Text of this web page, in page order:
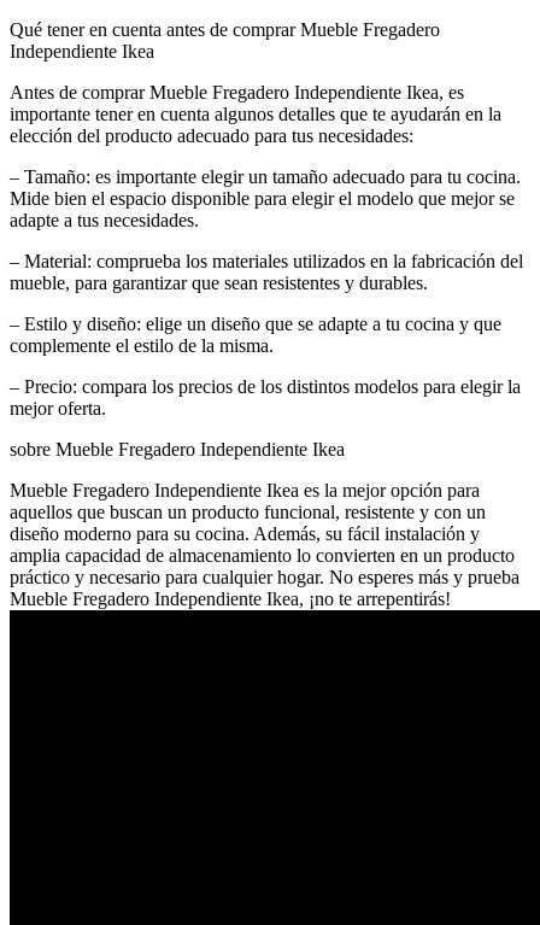
Qué tener en cuenta antes de comprar Mueble Fregadero
Independiente Ikea
Antes de comprar Mueble Fregadero Independiente Ikea, es
importante tener en cuenta algunos detalles que te ayudarán en la
elección del producto adecuado para tus necesidades:
– Tamaño: es importante elegir un tamaño adecuado para tu cocina.
Mide bien el espacio disponible para elegir el modelo que mejor se
adapte a tus necesidades.
– Material: comprueba los materiales utilizados en la fabricación del
mueble, para garantizar que sean resistentes y durables.
– Estilo y diseño: elige un diseño que se adapte a tu cocina y que
complemente el estilo de la misma.
– Precio: compara los precios de los distintos modelos para elegir la
mejor oferta.
sobre Mueble Fregadero Independiente Ikea
Mueble Fregadero Independiente Ikea es la mejor opción para
aquellos que buscan un producto funcional, resistente y con un
diseño moderno para su cocina. Además, su fácil instalación y
amplia capacidad de almacenamiento lo convierten en un producto
práctico y necesario para cualquier hogar. No esperes más y prueba
Mueble Fregadero Independiente Ikea, ¡no te arrepentirás!